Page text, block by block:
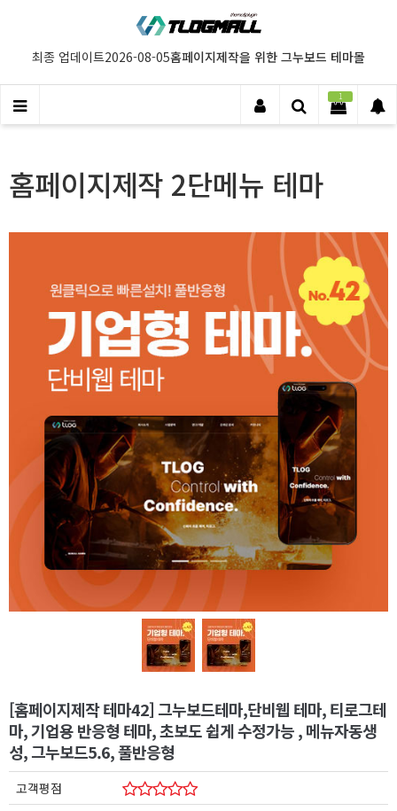
최종 업데이트2026-08-05홈페이지제작을 위한 그누보드 테마몰
1
홈페이지제작 2단메뉴 테마
[홈페이지제작 테마42] 그누보드테마,단비웹 테마, 티로그테
마, 기업용 반응형 테마, 초보도 쉽게 수정가능 , 메뉴자동생
성, 그누보드5.6, 풀반응형
고객평점